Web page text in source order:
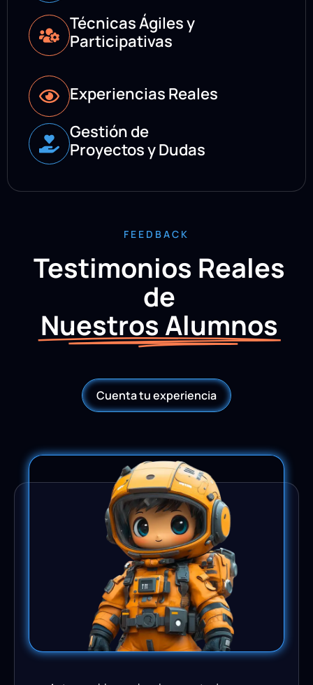
Técnicas Ágiles y
Participativas
Experiencias Reales
Gestión de
Proyectos y Dudas
FEEDBACK
Testimonios Reales
de
Nuestros Alumnos
Cuenta tu experiencia